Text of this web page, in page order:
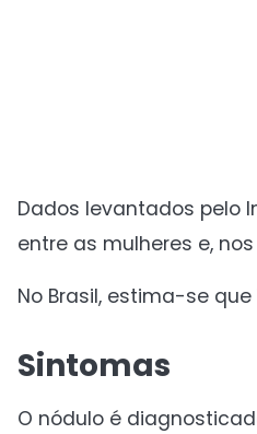
Dados levantados pelo
entre as mulheres e,
No Brasil, estima-se
Sintomas
O nódulo é